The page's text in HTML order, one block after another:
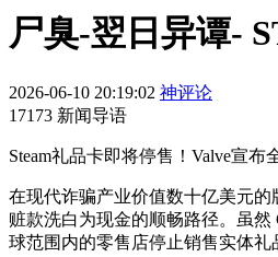
尸臭-翌日异谭-
2026-06-10 20:19:02 神评论
17173 新闻导语
Steam礼品卡即将停售！Valve宣
在现代诈骗产业价值数十亿美元
赃款洗白为现金的顺畅路径。虽然
球范围内的零售店停止销售实体礼